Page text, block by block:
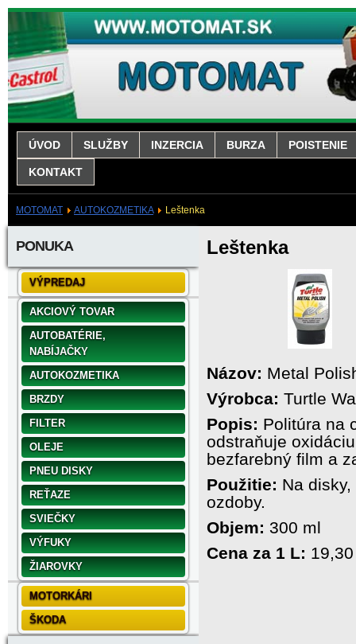
ÚVOD SLUŽBY INZERCIA BURZA POISTENIE
KONTAKT
MOTOMAT AUTOKOZMETIKA Leštenka
PONUKA
VÝPREDAJ
AKCIOVÝ TOVAR
AUTOBATÉRIE,
NABÍJAČKY
AUTOKOZMETIKA
BRZDY
FILTER
OLEJE
PNEU DISKY
REŤAZE
SVIEČKY
VÝFUKY
ŽIAROVKY
MOTORKÁRI
ŠKODA
Leštenka
Názov: Metal
Výrobca: Turtle
Popis: Politúra na
odstraňuje
bezfarebný film a
Použitie: Na
ozdoby.
Objem: 300 ml
Cena za 1 L: